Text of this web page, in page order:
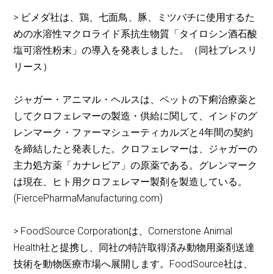
> ビメダ社は、鶏、七面鳥、豚、ミツバチに使用するた
めの水溶性マクロライド系抗生物質「タイロシン酒石酸
塩可溶性粉末」の導入を発表しました。（同社プレスリ
リース）
ジャガー・アニマル・ヘルスは、ペットの下痢治療薬と
してクロフェレマーの製造・供給に関して、インドのグ
レンマーク・ファーマシューティカルズと4年間の契約
を締結したと発表した。クロフェレマーは、ジャガーの
主力処方薬「カナレビア」の原薬である。グレンマーク
は現在、ヒト用クロフェレマー製剤を製造している。
(FiercePharmaManufacturing.com)
> FoodSource Corporationは、Cornerstone Animal
Health社と提携し、同社の特許取得済み動物用薬剤送達
技術を動物医療市場へ展開します。FoodSource社は、